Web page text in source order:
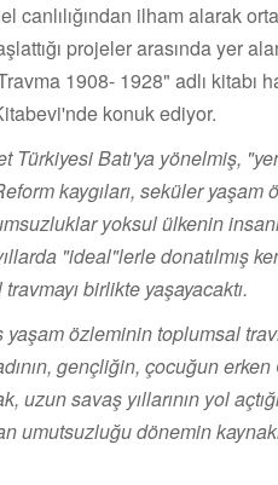
canlılığından ilham alarak
projeler arasında yer
1908- 1928" adlı kitabı
konuk ediyor.
Türkiyesi Batı'ya yönelmiş,
kaygıları, seküler yaşam
yoksul ülkenin
"ideal"lerle donatılmış
birlikte yaşayacaktı.
yaşam özleminin toplumsal
gençliğin, çocuğun erken
uzun savaş yıllarının yol
dönemin